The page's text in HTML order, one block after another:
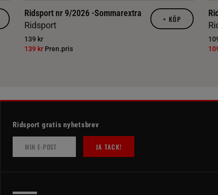
Ridsport nr 9/2026 -Sommarextra
Ridsport
139 kr
139 kr Pren.pris
+ KÖP
Ridsport gratis nyhetsbrev
JA TACK!